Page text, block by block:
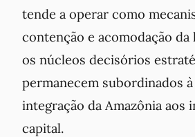
tende a operar como
contenção e acomodação
os núcleos decisórios
permanecem subordinados
integração da Amazônia aos
capital.